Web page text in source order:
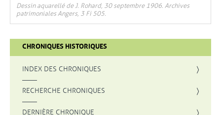
Dessin aquarellé de J. Rohard, 30 septembre 1906. Archives
patrimoniales Angers, 3 Fi 505.
CHRONIQUES HISTORIQUES
INDEX DES CHRONIQUES
RECHERCHE CHRONIQUES , OUVRE UNE NOUVELLE FENÊTRE
DERNIÈRE CHRONIQUE